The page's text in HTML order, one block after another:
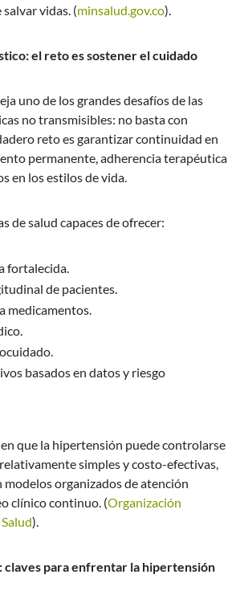
vidas. (minsalud.gov.co).
el reto es sostener el cuidado
uno de los grandes desafíos de las
no transmisibles: no basta con
reto es garantizar continuidad en
permanente, adherencia terapéutica
en los estilos de vida.
de salud capaces de ofrecer:
fortalecida.
de pacientes.
medicamentos.
basados en datos y riesgo
que la hipertensión puede controlarse
simples y costo-efectivas,
modelos organizados de atención
clínico continuo. (Organización
).
claves para enfrentar la hipertensión